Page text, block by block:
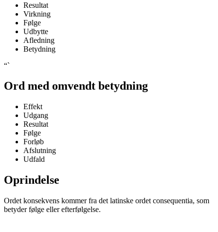
Resultat
Virkning
Følge
Udbytte
Afledning
Betydning
“`
Ord med omvendt betydning
Effekt
Udgang
Resultat
Følge
Forløb
Afslutning
Udfald
Oprindelse
Ordet konsekvens kommer fra det latinske ordet consequentia, som
betyder følge eller efterfølgelse.